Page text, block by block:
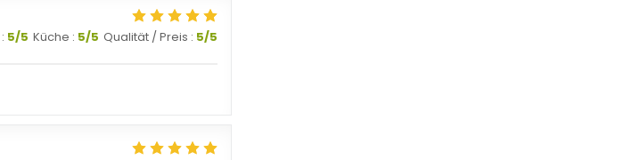
: 5/5 Küche : 5/5 Qualität / Preis : 5/5